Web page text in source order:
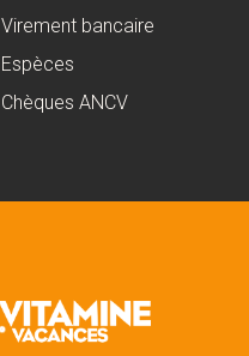
Virement bancaire
Espèces
Chèques ANCV